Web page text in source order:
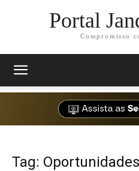
Portal
Compromisso
Tag: Oportunidades